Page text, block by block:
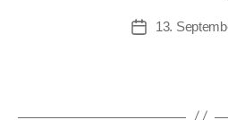
13.